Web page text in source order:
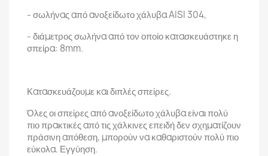
- σωλήνας από ανοξείδωτο χάλυβα AISI 304,
- διάμετρος σωλήνα από τον οποίο κατασκευάστηκε η
σπείρα: 8mm.
Κατασκευάζουμε και διπλές σπείρες.
Όλες οι σπείρες από ανοξείδωτο χάλυβα είναι πολύ
πιο πρακτικές από τις χάλκινες επειδή δεν σχηματίζουν
πράσινη απόθεση, μπορούν να καθαριστούν πολύ πιο
εύκολα. Εγγύηση.